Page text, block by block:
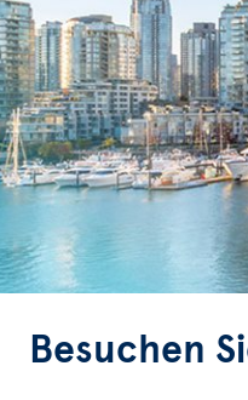
Besuchen